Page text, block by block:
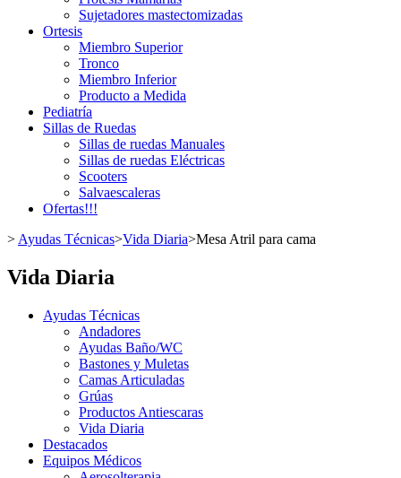
Sujetadores mastectomizadas
Ortesis
Miembro Superior
Tronco
Miembro Inferior
Producto a Medida
Pediatría
Sillas de Ruedas
Sillas de ruedas Manuales
Sillas de ruedas Eléctricas
Scooters
Salvaescaleras
Ofertas!!!
> Ayudas Técnicas>Vida Diaria>Mesa Atril para cama
Vida Diaria
Ayudas Técnicas
Andadores
Ayudas Baño/WC
Bastones y Muletas
Camas Articuladas
Grúas
Productos Antiescaras
Vida Diaria
Destacados
Equipos Médicos